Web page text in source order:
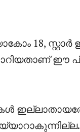
18, സ്റ്റാർ
മാറിയതാണ് ഈ